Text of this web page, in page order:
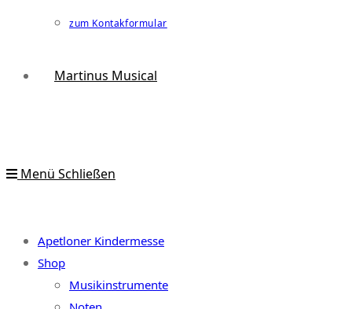
zum Kontakformular
Martinus Musical
Menü Schließen
Apetloner Kindermesse
Shop
Musikinstrumente